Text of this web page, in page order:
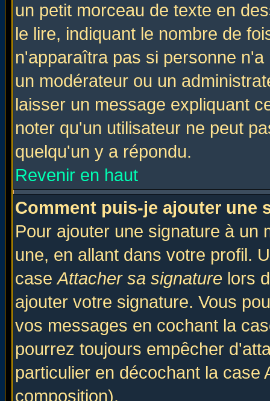
un petit morceau de texte en
le lire, indiquant le nombre de
n'apparaîtra pas si personne
un modérateur ou un
laisser un message expliquant
noter qu'un utilisateur ne peut
quelqu'un y a répondu.
Revenir en haut
Comment puis-je ajouter une
Pour ajouter une signature à un
une, en allant dans votre profil.
caseAttacher sa signature lors
ajouter votre signature. Vous
vos messages en cochant la
pourrez toujours empêcher
particulier en décochant la
composition).